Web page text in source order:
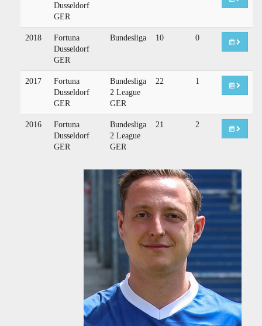
Dusseldorf
GER
2018
Fortuna
Dusseldorf
GER
Bundesliga 10 0
2017
Fortuna
Dusseldorf
GER
Bundesliga
2 League
GER
22 1
2016
Fortuna
Dusseldorf
GER
Bundesliga
2 League
GER
21 2